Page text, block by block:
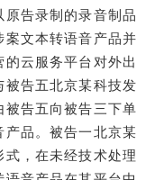
告录制的录音制品
文本转语音产品并
云服务平台对外出
告五北京某科技发
被告五向被告三下单
品。被告一北京某
，在未经技术处理